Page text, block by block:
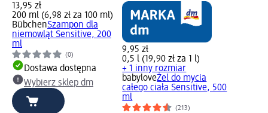
13,95 zł
200 ml (6,98 zł za 100 ml)
BübchenSzampon dla
niemowląt Sensitive, 200
ml
(0)
Dostawa dostępna
Wybierz sklep dm
9,95 zł
0,5 l (19,90 zł za 1 l)
+ 1 inny rozmiar
babyloveŻel do mycia
całego ciała Sensitive, 500
ml
(213)